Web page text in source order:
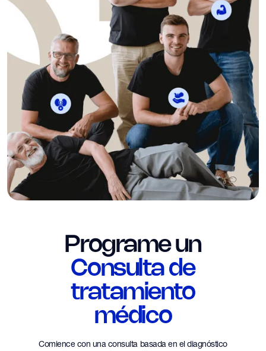
Programe un
Consulta de
tratamiento
médico
Comience con una consulta basada en el diagnóstico